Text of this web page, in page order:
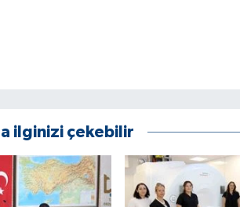
ilginizi çekebilir